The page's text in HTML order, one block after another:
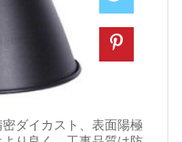
ダイカスト、表面陽極